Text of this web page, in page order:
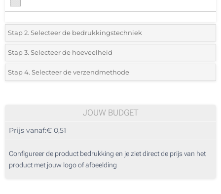
Stap 2. Selecteer de bedrukkingstechniek
*Selecteer de bedrukking en kleuren van het logo:
Full colour bedrukking (Rondom)
Stap 3. Selecteer de hoeveelheid
*Selecteer uit de lijst of voeg het gewenste aantal in
50
250
Stap 4. Selecteer de verzendmethode
JOUW BUDGET
Prijs vanaf:€ 0,51
Configureer de product bedrukking en je ziet direct de prijs van het
product met jouw logo of afbeelding